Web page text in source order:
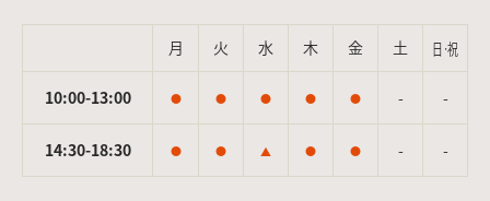
月 火 水 木 金 土 日·祝
10:00-13:00 ● ● ● ● ● - -
14:30-18:30 ● ● ▲ ● ● - -